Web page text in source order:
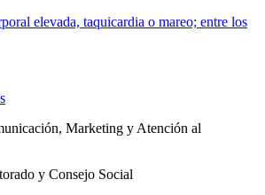
elevada, taquicardia o mareo; entre los
Marketing y Atención al
y Consejo Social